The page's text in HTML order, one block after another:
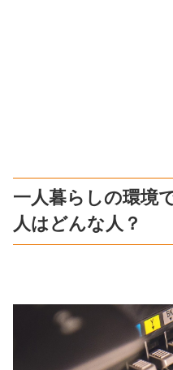
一人暮らしの環境
人はどんな人？